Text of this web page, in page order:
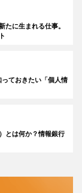
たに生まれる仕事。
ておきたい「個人情
とは何か？情報銀行